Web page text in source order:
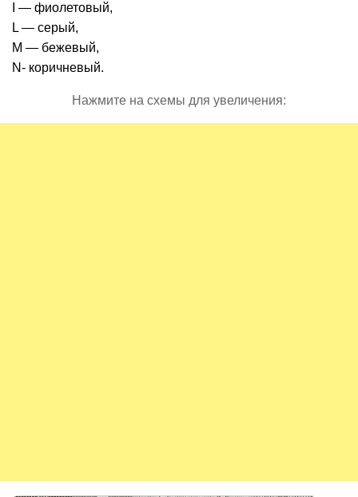
I — фиолетовый,
L — серый,
M — бежевый,
N- коричневый.
Нажмите на схемы для увеличения: